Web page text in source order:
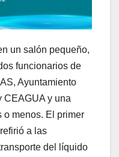
un salón pequeño,
funcionarios de
Ayuntamiento
CEAGUA y una
o menos. El primer
a las
del líquido